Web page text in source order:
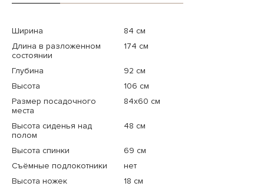
Ширина
84 см
Длина в разложенном
состоянии
174 см
Глубина
92 см
Высота
106 см
Размер посадочного
места
84x60 см
Высота сиденья над
полом
48 см
Высота спинки
69 см
Съёмные подлокотники
нет
Высота ножек
18 см